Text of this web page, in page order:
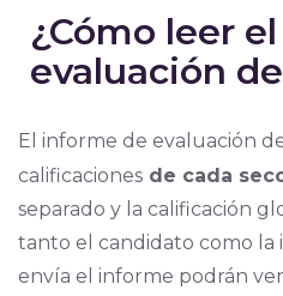
¿Cómo leer
evaluación
El informe de evaluación
calificacionesde cada
separado y la calificación
tanto el candidato como la
envía el informe podrán